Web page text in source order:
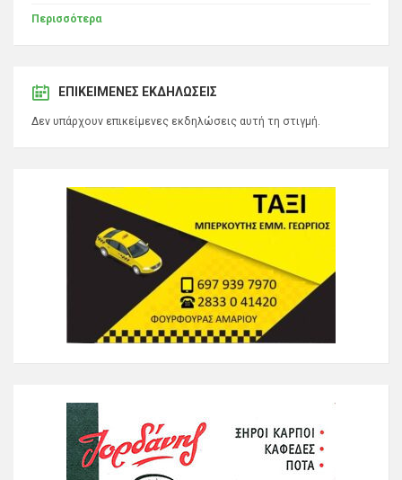
Περισσότερα
ΕΠΙΚΕΊΜΕΝΕΣ ΕΚΔΗΛΏΣΕΙΣ
Δεν υπάρχουν επικείμενες εκδηλώσεις αυτή τη στιγμή.